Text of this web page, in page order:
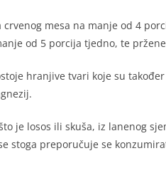
mesa na manje od 4
od 5 porcija tjedno, te
hranjive tvari koje su
je losos ili skuša, iz lanenog
stoga preporučuje se